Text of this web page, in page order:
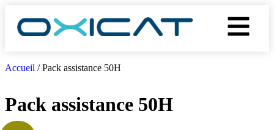
Accueil / Pack assistance 50H
Pack assistance 50H